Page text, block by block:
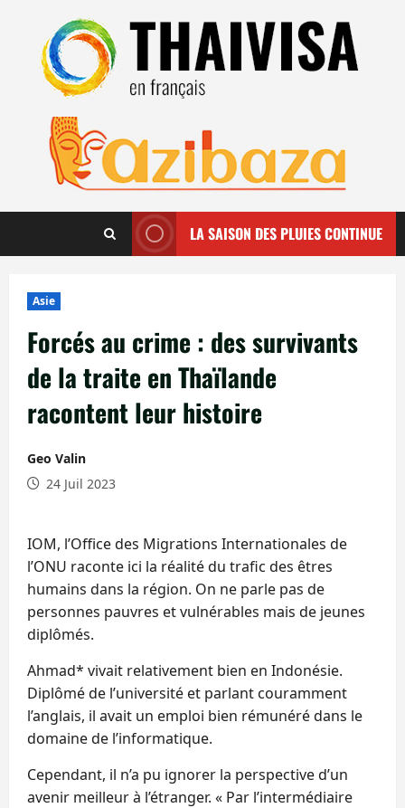
contenu
LA SAISON DES PLUIES CONTINUE
Asie
Forcés au crime : des survivants
de la traite en Thaïlande
racontent leur histoire
Geo Valin
24 Juil 2023
IOM, l’Office des Migrations Internationales de
l’ONU raconte ici la réalité du trafic des êtres
humains dans la région. On ne parle pas de
personnes pauvres et vulnérables mais de jeunes
diplômés.
Ahmad* vivait relativement bien en Indonésie.
Diplômé de l’université et parlant couramment
l’anglais, il avait un emploi bien rémunéré dans le
domaine de l’informatique.
Cependant, il n’a pu ignorer la perspective d’un
avenir meilleur à l’étranger. « Par l’intermédiaire